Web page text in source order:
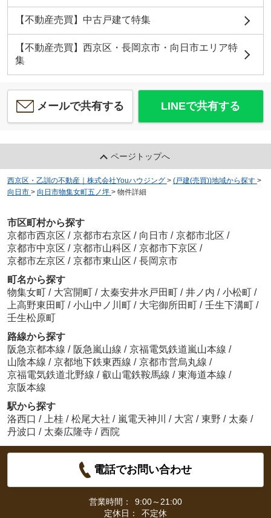
【不動産売買】中古戸建て特集
【不動産売買】西京区・長岡京市・向日市エリア特
集
メールで共有する LINEで共有する
ページトップへ
西京区・乙訓の不動産｜株式会社Youハウジング > (戸建(売買))地域から探す >
向日市 > 向日市物集女町五ノ坪 > 物件詳細
市区町村から探す
京都市西京区 / 京都市右京区 / 向日市 / 京都市北区 /
京都市中京区 / 京都市山科区 / 京都市下京区 /
京都市左京区 / 京都市東山区 / 長岡京市
町名から探す
物集女町 / 大宮開町 / 太秦安井水戸田町 / 井ノ内 / 小松町 /
上高野東田町 / 小山中ノ川町 / 大宅御所田町 / 壬生下溝町 /
壬生松原町
路線から探す
阪急京都本線 / 阪急嵐山線 / 京福電気鉄道嵐山本線 /
山陰本線 / 京都地下鉄東西線 / 京都市営烏丸線 /
京福電気鉄道北野線 / 叡山電鉄鞍馬線 / 東海道本線 /
京阪本線
駅から探す
洛西口 / 上桂 / 松尾大社 / 嵐電天神川 / 大宮 / 東野 / 太秦 /
丹波口 / 太秦広隆寺 / 西院
電話でお問い合わせ
営業時間：
9:00～21:00
定休日：
不定休